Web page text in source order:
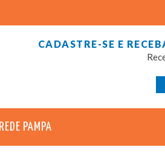
CADASTRE-SE E
REDE PAMPA